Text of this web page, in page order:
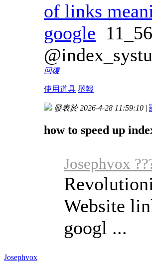
of links
google
回復
使用道具 舉報
Josephvox
發表於 2026-4-28 11:59:10 |
how to speed up
Josephvox
Website
googl ...